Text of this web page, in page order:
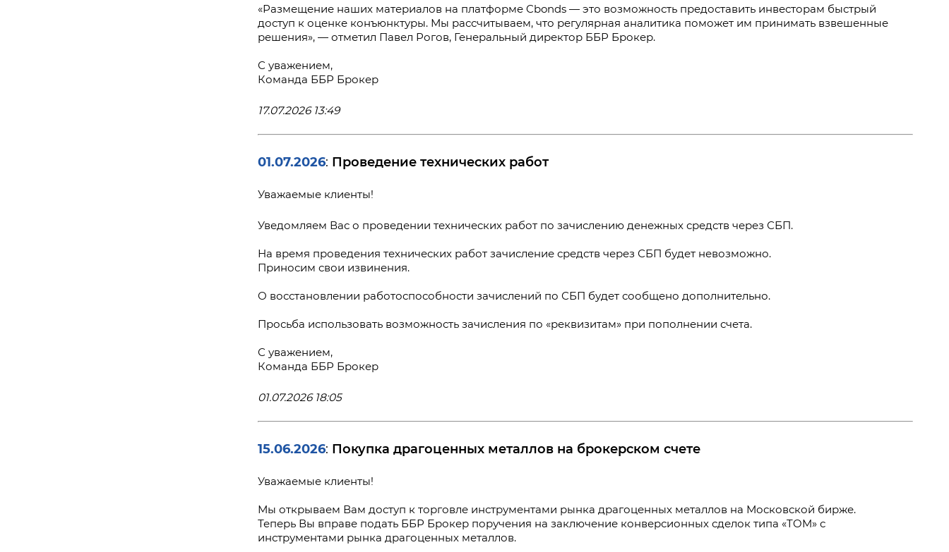
«Размещение наших материалов на платформе Cbonds — это возможность предоставить инвесторам быстрый
доступ к оценке конъюнктуры. Мы рассчитываем, что регулярная аналитика поможет им принимать взвешенные
решения», — отметил Павел Рогов, Генеральный директор ББР Брокер.
С уважением,
Команда ББР Брокер
17.07.2026 13:49
01.07.2026: Проведение технических работ
Уважаемые клиенты!
Уведомляем Вас о проведении технических работ по зачислению денежных средств через СБП.
На время проведения технических работ зачисление средств через СБП будет невозможно.
Приносим свои извинения.
О восстановлении работоспособности зачислений по СБП будет сообщено дополнительно.
Просьба использовать возможность зачисления по «реквизитам» при пополнении счета.
С уважением,
Команда ББР Брокер
01.07.2026 18:05
15.06.2026: Покупка драгоценных металлов на брокерском счете
Уважаемые клиенты!
Мы открываем Вам доступ к торговле инструментами рынка драгоценных металлов на Московской бирже.
Теперь Вы вправе подать ББР Брокер поручения на заключение конверсионных сделок типа «TOM» с
инструментами рынка драгоценных металлов.